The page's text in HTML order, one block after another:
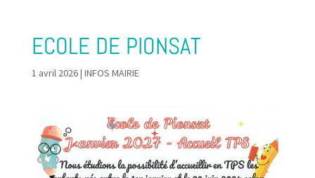
ECOLE DE PIONSAT
1 avril 2026| INFOS MAIRIE